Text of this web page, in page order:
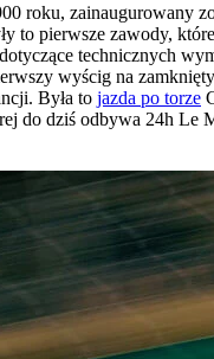
roku, zainaugurowany
to pierwsze zawody,
technicznych
wyścig na
Była to jazda po torze
do dziś odbywa 24h Le